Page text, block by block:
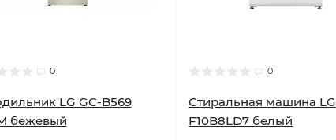
0
LG GC-B569
бежевый
0
Стиральная машина LG
F10B8LD7 белый